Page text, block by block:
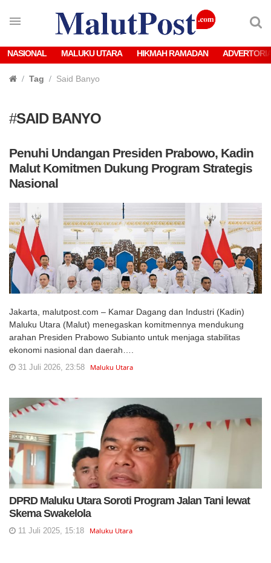
NASIONAL MALUKU UTARA HIKMAH RAMADAN
Tag Said Banyo
#SAID BANYO
Penuhi Undangan Presiden Prabowo, Kadin
Malut Komitmen Dukung Program Strategis
Nasional
Jakarta, malutpost.com – Kamar Dagang dan Industri (Kadin)
Maluku Utara (Malut) menegaskan komitmennya mendukung
arahan Presiden Prabowo Subianto untuk menjaga stabilitas
ekonomi nasional dan daerah….
31 Juli 2026, 23:58 Maluku Utara
DPRD Maluku Utara Soroti Program Jalan Tani lewat
Skema Swakelola
11 Juli 2025, 15:18 Maluku Utara